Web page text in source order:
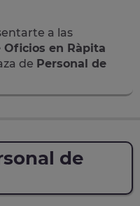
a las
Oficios en Ràpita
de Personal de
de